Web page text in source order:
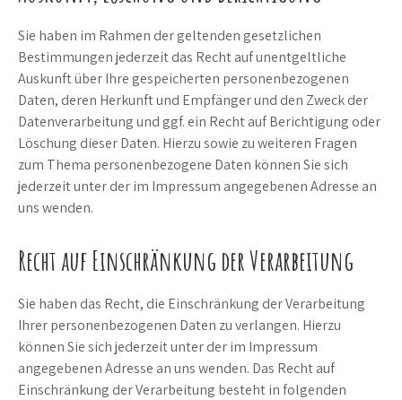
Sie haben im Rahmen der geltenden gesetzlichen
Bestimmungen jederzeit das Recht auf unentgeltliche
Auskunft über Ihre gespeicherten personenbezogenen
Daten, deren Herkunft und Empfänger und den Zweck der
Datenverarbeitung und ggf. ein Recht auf Berichtigung oder
Löschung dieser Daten. Hierzu sowie zu weiteren Fragen
zum Thema personenbezogene Daten können Sie sich
jederzeit unter der im Impressum angegebenen Adresse an
uns wenden.
Recht auf Einschränkung der Verarbeitung
Sie haben das Recht, die Einschränkung der Verarbeitung
Ihrer personenbezogenen Daten zu verlangen. Hierzu
können Sie sich jederzeit unter der im Impressum
angegebenen Adresse an uns wenden. Das Recht auf
Einschränkung der Verarbeitung besteht in folgenden